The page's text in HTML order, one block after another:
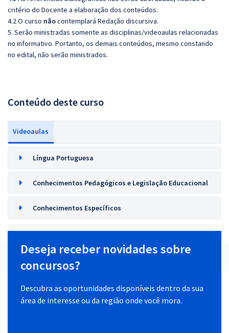
critério do Docente a elaboração dos conteúdos.
4.2 O curso nãocontemplará Redação discursiva.
5. Serão ministradas somente as disciplinas/videoaulas relacionadas
no informativo. Portanto, os demais conteúdos, mesmo constando
no edital, não serão ministrados.
Conteúdo deste curso
Videoaulas
Língua Portuguesa
Conhecimentos Pedagógicos e Legislação Educacional
Conhecimentos Específicos
Deseja receber novidades sobre
concursos?
Descubra as oportunidades disponíveis dentro da sua
área de interesse ou da região onde você mora.